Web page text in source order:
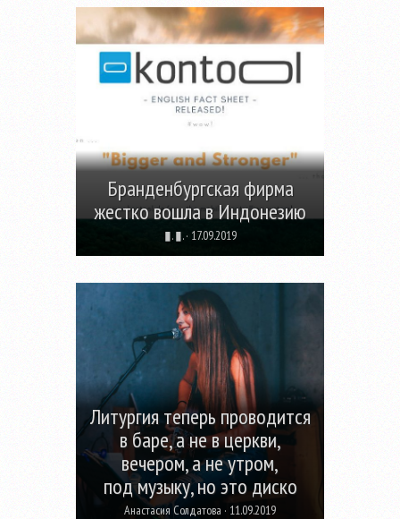
Бранденбургская фирма
жестко вошла в Индонезию
▮. ▮. · 17.09.2019
Литургия теперь проводится
в баре, а не в церкви,
вечером, а не утром,
под музыку, но это диско
Анастасия Солдатова · 11.09.2019